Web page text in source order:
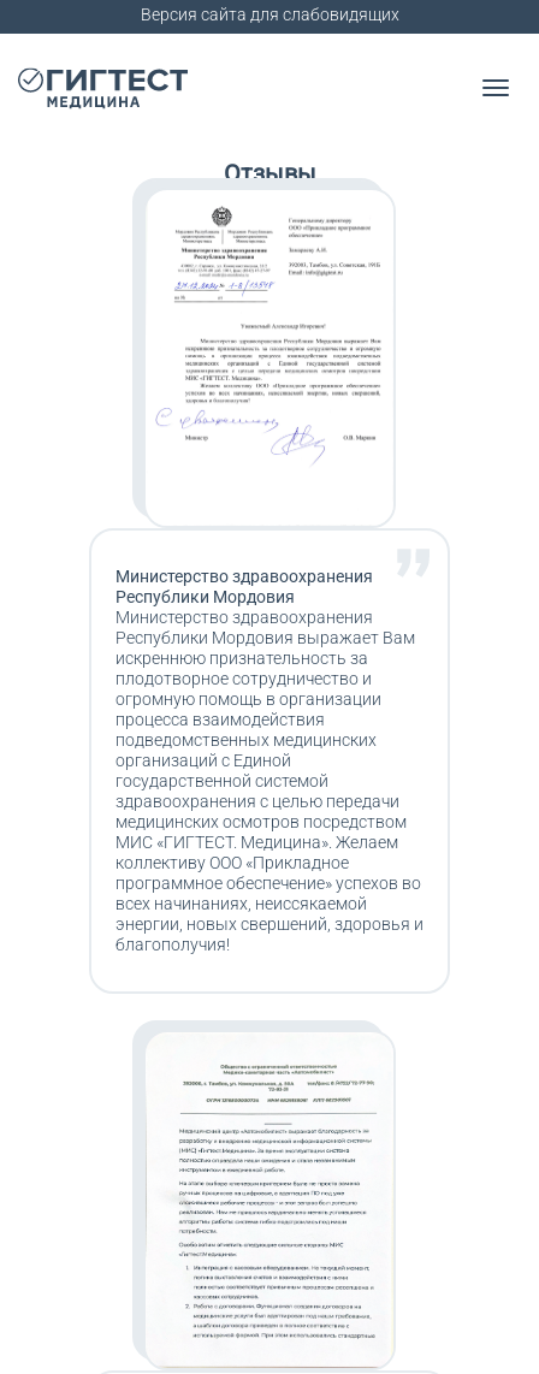
Версия сайта для слабовидящих
Отзывы
Министерство здравоохранения
Республики Мордовия
Министерство здравоохранения
Республики Мордовия выражает Вам
искреннюю признательность за
плодотворное сотрудничество и
огромную помощь в организации
процесса взаимодействия
подведомственных медицинских
организаций с Единой
государственной системой
здравоохранения с целью передачи
медицинских осмотров посредством
МИС «ГИГТЕСТ. Медицина». Желаем
коллективу ООО «Прикладное
программное обеспечение» успехов во
всех начинаниях, неиссякаемой
энергии, новых свершений, здоровья и
благополучия!